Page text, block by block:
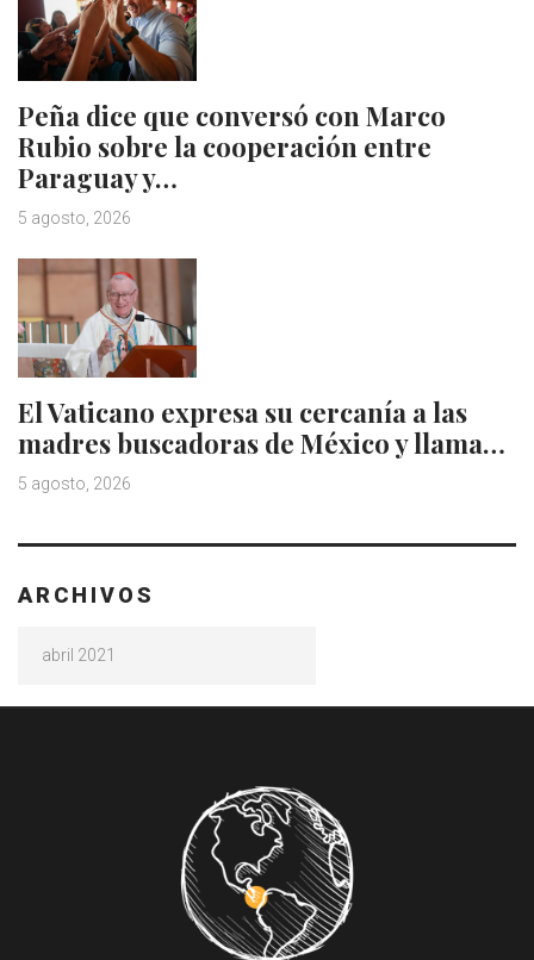
Peña dice que conversó con Marco
Rubio sobre la cooperación entre
Paraguay y…
5 agosto, 2026
El Vaticano expresa su cercanía a las
madres buscadoras de México y llama…
5 agosto, 2026
ARCHIVOS